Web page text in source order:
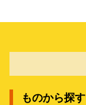
ものから探す